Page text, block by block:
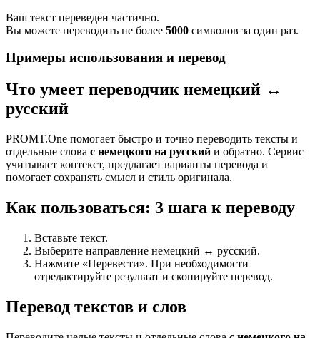
Ваш текст переведен частично.
Вы можете переводить не более 5000 символов за один раз.
Примеры использования и перевод
Что умеет переводчик немецкий ↔
русский
PROMT.One помогает быстро и точно переводить тексты и
отдельные слова с немецкого на русский и обратно. Сервис
учитывает контекст, предлагает варианты перевода и
помогает сохранять смысл и стиль оригинала.
Как пользоваться: 3 шага к переводу
Вставьте текст.
Выберите направление немецкий ↔ русский.
Нажмите «Перевести». При необходимости
отредактируйте результат и скопируйте перевод.
Перевод текстов и слов